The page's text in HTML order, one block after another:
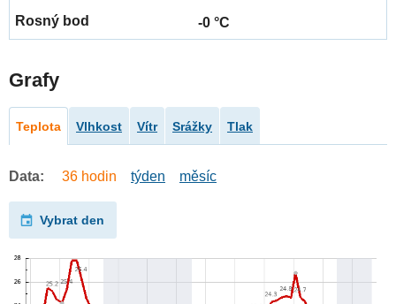
-0 °C
Grafy
Teplota Vlhkost Vítr Srážky Tlak
Data: 36 hodin týden měsíc
Vybrat den